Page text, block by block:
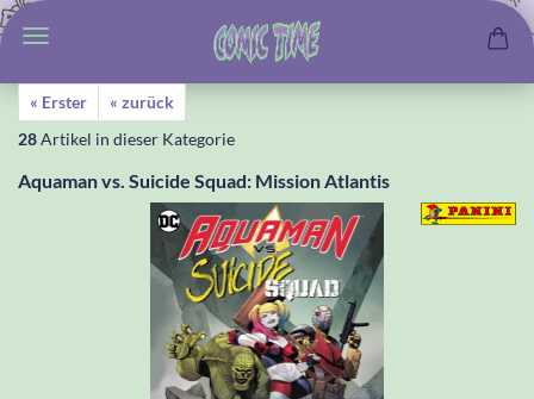
« Erster
« zurück
28Artikel in dieser Kategorie
Aquaman vs. Suicide Squad: Mission Atlantis